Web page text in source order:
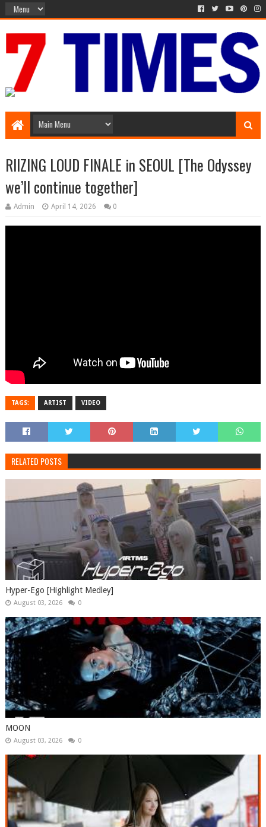
RIIZING LOUD FINALE in SEOUL [The Odyssey
we’ll continue together]
Admin April 14, 2026 0
TAGS: ARTIST VIDEO
RELATED POSTS
Hyper-Ego [Highlight Medley]
August 03, 2026 0
MOON
August 03, 2026 0